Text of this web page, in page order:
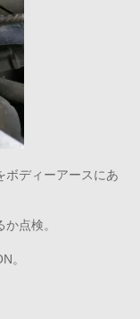
ボディーアースにあ
点検。
。